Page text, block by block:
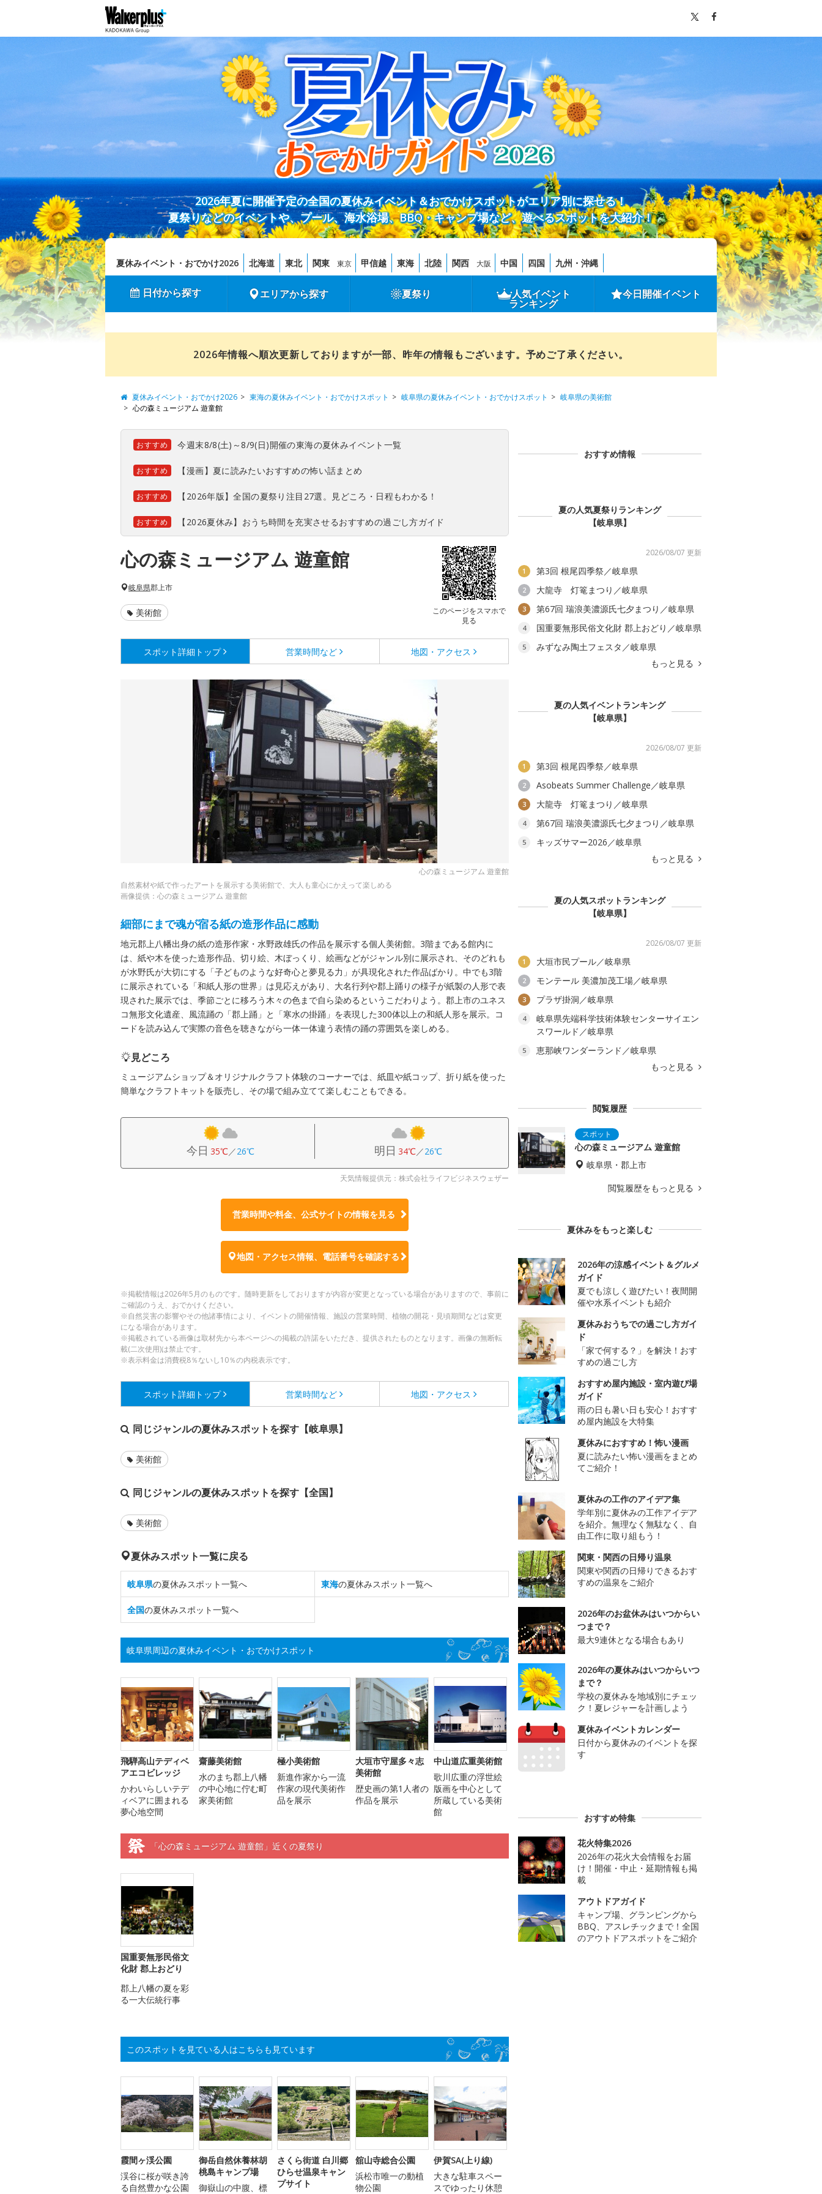
2026年夏に開催予定の全国の夏休みイベント＆おでかけスポットがエリア別に探せる！
夏祭りなどのイベントや、プール、海水浴場、BBQ・キャンプ場など、遊べるスポットを大紹介！
夏休みイベント・おでかけ2026 北海道 東北 関東 東京 甲信越 東海 北陸 関西 大阪 中国 四国 九州・沖縄
日付から探す エリアから探す 夏祭り 人気イベント
ランキング
今日開催イベント
2026年情報へ順次更新しておりますが一部、昨年の情報もございます。予めご了承ください。
夏休みイベント・おでかけ2026 東海の夏休みイベント・おでかけスポット 岐阜県の夏休みイベント・おでかけスポット
岐阜県の美術館
心の森ミュージアム 遊童館
おすすめ 今週末8/8(土)～8/9(日)開催の東海の夏休みイベント一覧
おすすめ 【漫画】夏に読みたいおすすめの怖い話まとめ
おすすめ 【2026年版】全国の夏祭り注目27選。見どころ・日程もわかる！
おすすめ 【2026夏休み】おうち時間を充実させるおすすめの過ごし方ガイド
心の森ミュージアム 遊童館
このページをスマホで
見る
岐阜県郡上市
美術館
スポット詳細 トップ 営業時間など 地図・アクセス
心の森ミュージアム 遊童館
自然素材や紙で作ったアートを展示する美術館で、大人も童心にかえって楽しめる
画像提供：心の森ミュージアム 遊童館
細部にまで魂が宿る紙の造形作品に感動
地元郡上八幡出身の紙の造形作家・水野政雄氏の作品を展示する個人美術館。3階まである館内に
は、紙や木を使った造形作品、切り絵、木ぼっくり、絵画などがジャンル別に展示され、そのどれも
が水野氏が大切にする「子どものような好奇心と夢見る力」が具現化された作品ばかり。中でも3階
に展示されている「和紙人形の世界」は見応えがあり、大名行列や郡上踊りの様子が紙製の人形で表
現された展示では、季節ごとに移ろう木々の色まで自ら染めるというこだわりよう。郡上市のユネス
コ無形文化遺産、風流踊の「郡上踊」と「寒水の掛踊」を表現した300体以上の和紙人形を展示。コ
ードを読み込んで実際の音色を聴きながら一体一体違う表情の踊の雰囲気を楽しめる。
見どころ
ミュージアムショップ＆オリジナルクラフト体験のコーナーでは、紙皿や紙コップ、折り紙を使った
簡単なクラフトキットを販売し、その場で組み立てて楽しむこともできる。
今日 35℃／26℃ 明日 34℃／26℃
天気情報提供元：株式会社ライフビジネスウェザー
営業時間や料金、公式サイトの情報を見る
地図・アクセス情報、電話番号を確認する
※掲載情報は2026年5月のものです。随時更新をしておりますが内容が変更となっている場合がありますので、事前に
ご確認のうえ、おでかけください。
※自然災害の影響やその他諸事情により、イベントの開催情報、施設の営業時間、植物の開花・見頃期間などは変更
になる場合があります。
※掲載されている画像は取材先から本ページへの掲載の許諾をいただき、提供されたものとなります。画像の無断転
載(二次使用)は禁止です。
※表示料金は消費税8％ないし10％の内税表示です。
スポット詳細 トップ 営業時間など 地図・アクセス
同じジャンルの夏休みスポットを探す【岐阜県】
美術館
同じジャンルの夏休みスポットを探す【全国】
美術館
夏休みスポット一覧に戻る
岐阜県の夏休みスポット一覧へ 東海の夏休みスポット一覧へ
全国の夏休みスポット一覧へ
岐阜県周辺の夏休みイベント・おでかけスポット
飛騨高山テディベ
アエコビレッジ
かわいらしいテデ
ィベアに囲まれる
夢心地空間
齋藤美術館
水のまち郡上八幡
の中心地に佇む町
家美術館
極小美術館
新進作家から一流
作家の現代美術作
品を展示
大垣市守屋多々志
美術館
歴史画の第1人者の
作品を展示
中山道広重美術館
歌川広重の浮世絵
版画を中心として
所蔵している美術
館
「心の森ミュージアム 遊童館」近くの夏祭り
国重要無形民俗文
化財 郡上おどり
郡上八幡の夏を彩
る一大伝統行事
このスポットを見ている人はこちらも見ています
霞間ヶ渓公園
渓谷に桜が咲き誇
る自然豊かな公園
御岳自然休養林胡
桃島キャンプ場
御嶽山の中腹、標
さくら街道 白川郷
ひらせ温泉キャン
プサイト
舘山寺総合公園
浜松市唯一の動植
物公園
伊賀SA(上り線)
大きな駐車スペー
スでゆったり休憩
おすすめ情報
夏の人気夏祭りランキング
【岐阜県】
2026/08/07 更新
1 第3回 根尾四季祭／岐阜県
2 大龍寺 灯篭まつり／岐阜県
3 第67回 瑞浪美濃源氏七夕まつり／岐阜県
4 国重要無形民俗文化財 郡上おどり／岐阜県
5
みずなみ陶土フェスタ／岐阜県
もっと見る
夏の人気イベントランキング
【岐阜県】
2026/08/07 更新
1 第3回 根尾四季祭／岐阜県
2 Asobeats Summer Challenge／岐阜県
3 大龍寺 灯篭まつり／岐阜県
4 第67回 瑞浪美濃源氏七夕まつり／岐阜県
5
キッズサマー2026／岐阜県
もっと見る
夏の人気スポットランキング
【岐阜県】
2026/08/07 更新
1 大垣市民プール／岐阜県
2 モンテール 美濃加茂工場／岐阜県
3 プラザ掛洞／岐阜県
4
岐阜県先端科学技術体験センターサイエン
スワールド／岐阜県
5
恵那峡ワンダーランド／岐阜県
もっと見る
閲覧履歴
心の森ミュージアム 遊童館
岐阜県・郡上市
閲覧履歴をもっと見る
夏休みをもっと楽しむ
2026年の涼感イベント＆グルメ
ガイド
夏でも涼しく遊びたい！夜間開
催や水系イベントも紹介
夏休みおうちでの過ごし方ガイ
ド
「家で何する？」を解決！おす
すめの過ごし方
おすすめ屋内施設・室内遊び場
ガイド
雨の日も暑い日も安心！おすす
め屋内施設を大特集
夏休みにおすすめ！怖い漫画
夏に読みたい怖い漫画をまとめ
てご紹介！
夏休みの工作のアイデア集
学年別に夏休みの工作アイデア
を紹介。無理なく無駄なく、自
由工作に取り組もう！
関東・関西の日帰り温泉
関東や関西の日帰りできるおす
すめの温泉をご紹介
2026年のお盆休みはいつからい
つまで？
最大9連休となる場合もあり
2026年の夏休みはいつからいつ
まで？
学校の夏休みを地域別にチェッ
ク！夏レジャーを計画しよう
夏休みイベントカレンダー
日付から夏休みのイベントを探
す
おすすめ特集
花火特集2026
2026年の花火大会情報をお届
け！開催・中止・延期情報も掲
載
アウトドアガイド
キャンプ場、グランピングから
BBQ、アスレチックまで！全国
のアウトドアスポットをご紹介